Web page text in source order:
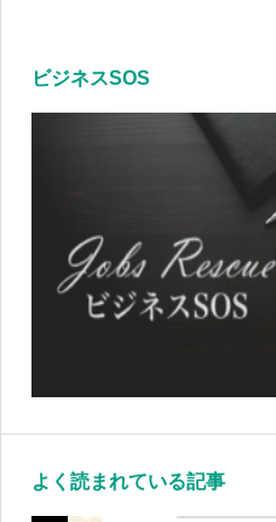
ビジネスSOS
よく読まれている記事